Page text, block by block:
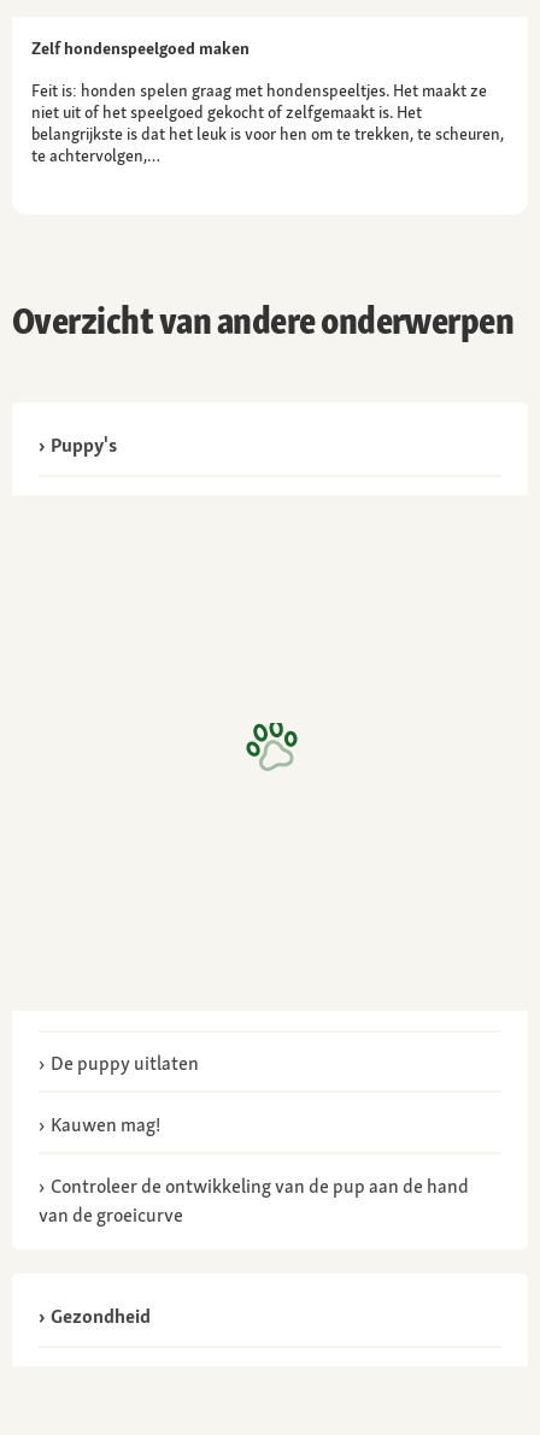
Zelf hondenspeelgoed maken
Feit is: honden spelen graag met hondenspeeltjes. Het maakt ze
niet uit of het speelgoed gekocht of zelfgemaakt is. Het
belangrijkste is dat het leuk is voor hen om te trekken, te scheuren,
te achtervolgen,…
Overzicht van andere onderwerpen
Puppy's
De puppy uitlaten
Kauwen mag!
Controleer de ontwikkeling van de pup aan de hand
van de groeicurve
Gezondheid